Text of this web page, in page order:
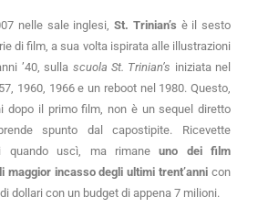
nelle sale inglesi,St. Trinian’s è il sesto
di film, a sua volta ispirata alle illustrazioni
’40, sulla scuola St. Trinian’s iniziata nel
1960, 1966 e un reboot nel 1980. Questo,
dopo il primo film, non è un sequel diretto
spunto dal capostipite. Ricevette
quando uscì, ma rimaneuno dei film
maggior incasso degli ultimi trent’anni con
dollari con un budget di appena 7 milioni.